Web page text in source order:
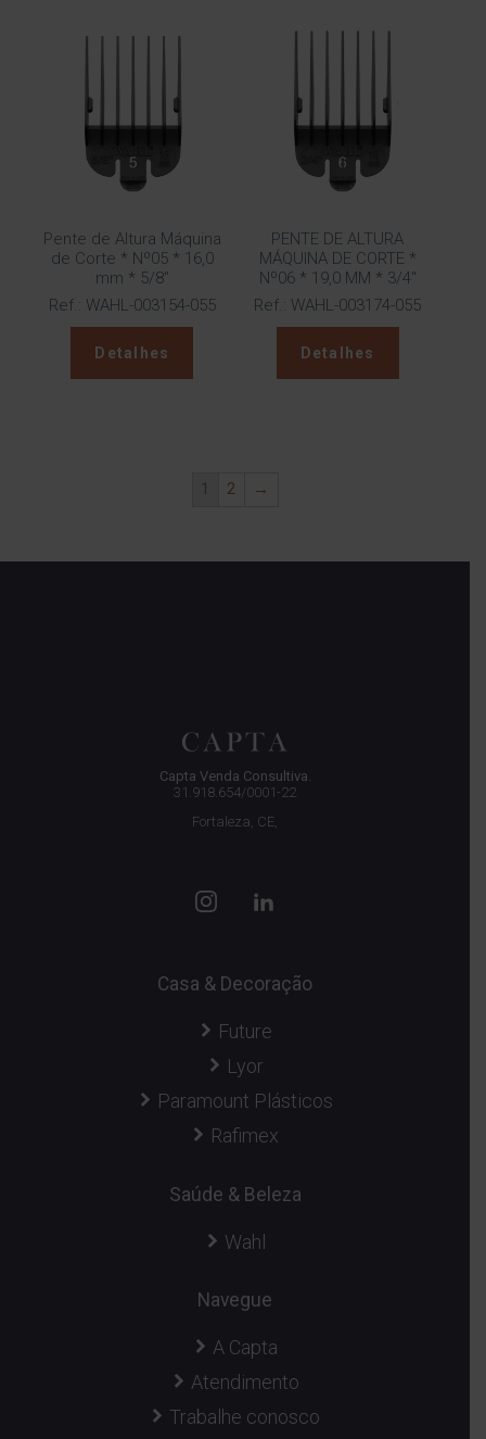
Pente de Altura Máquina
de Corte * Nº05 * 16,0
mm * 5/8″
Ref.: WAHL-003154-055
Detalhes
PENTE DE ALTURA
MÁQUINA DE CORTE *
Nº06 * 19,0 MM * 3/4″
Ref.: WAHL-003174-055
Detalhes
1 2 →
Capta Venda Consultiva.
31.918.654/0001-22
Fortaleza, CE,
Casa & Decoração
Future
Lyor
Paramount Plásticos
Rafimex
Saúde & Beleza
Wahl
Navegue
A Capta
Atendimento
Trabalhe conosco